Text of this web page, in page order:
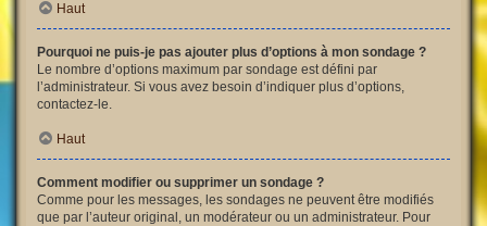
Haut
Pourquoi ne puis-je pas ajouter plus d’options à mon sondage ?
Le nombre d’options maximum par sondage est défini par
l’administrateur. Si vous avez besoin d’indiquer plus d’options,
contactez-le.
Haut
Comment modifier ou supprimer un sondage ?
Comme pour les messages, les sondages ne peuvent être modifiés
que par l’auteur original, un modérateur ou un administrateur. Pour